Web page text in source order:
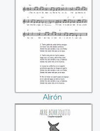
Alirón
Alirón